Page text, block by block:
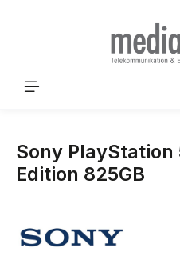
Sony PlayStation
Edition 825GB